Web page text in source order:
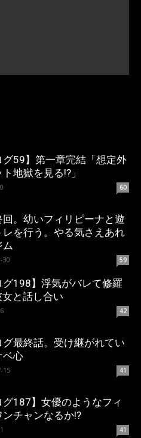
グ59】第一章完結「想定外
地獄を見る!?」
60
。幼いフィリピーナと遊
を行う。やる気さえあれ
ム
30 59
グ198】浮気がバレて修羅
と話し合い
42
最終話。受け継がれてい
ベ心
15 41
グ187】女優のようなフィ
ンチャンなるか!?
41